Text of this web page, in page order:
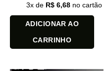
3x de R$ 6,68 no cartão
ADICIONAR AO
CARRINHO